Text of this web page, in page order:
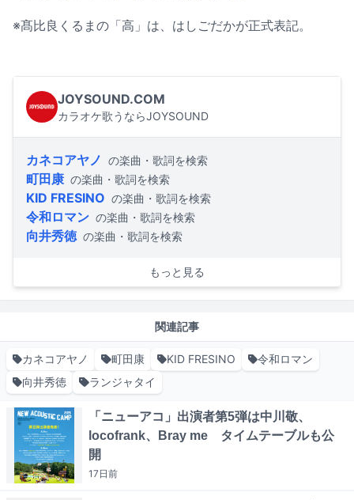
※髙比良くるまの「高」は、はしごだかが正式表記。
JOYSOUND.COM
カラオケ歌うならJOYSOUND
カネコアヤノ の楽曲・歌詞を検索
町田康 の楽曲・歌詞を検索
KID FRESINO の楽曲・歌詞を検索
令和ロマン の楽曲・歌詞を検索
向井秀徳 の楽曲・歌詞を検索
もっと見る
関連記事
カネコアヤノ 町田康 KID FRESINO
令和ロマン
向井秀徳
ランジャタイ
「ニューアコ」出演者第5弾は中川敬、
locofrank、Bray me タイムテーブルも公
開
17日前